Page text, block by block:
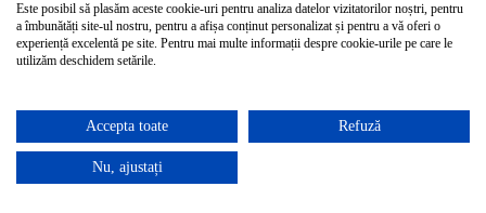
Este posibil să plasăm aceste cookie-uri pentru analiza datelor vizitatorilor noștri, pentru
a îmbunătăți site-ul nostru, pentru a afișa conținut personalizat și pentru a vă oferi o
experiență excelentă pe site. Pentru mai multe informații despre cookie-urile pe care le
utilizăm deschidem setările.
Accepta toate Refuză
Nu, ajustați